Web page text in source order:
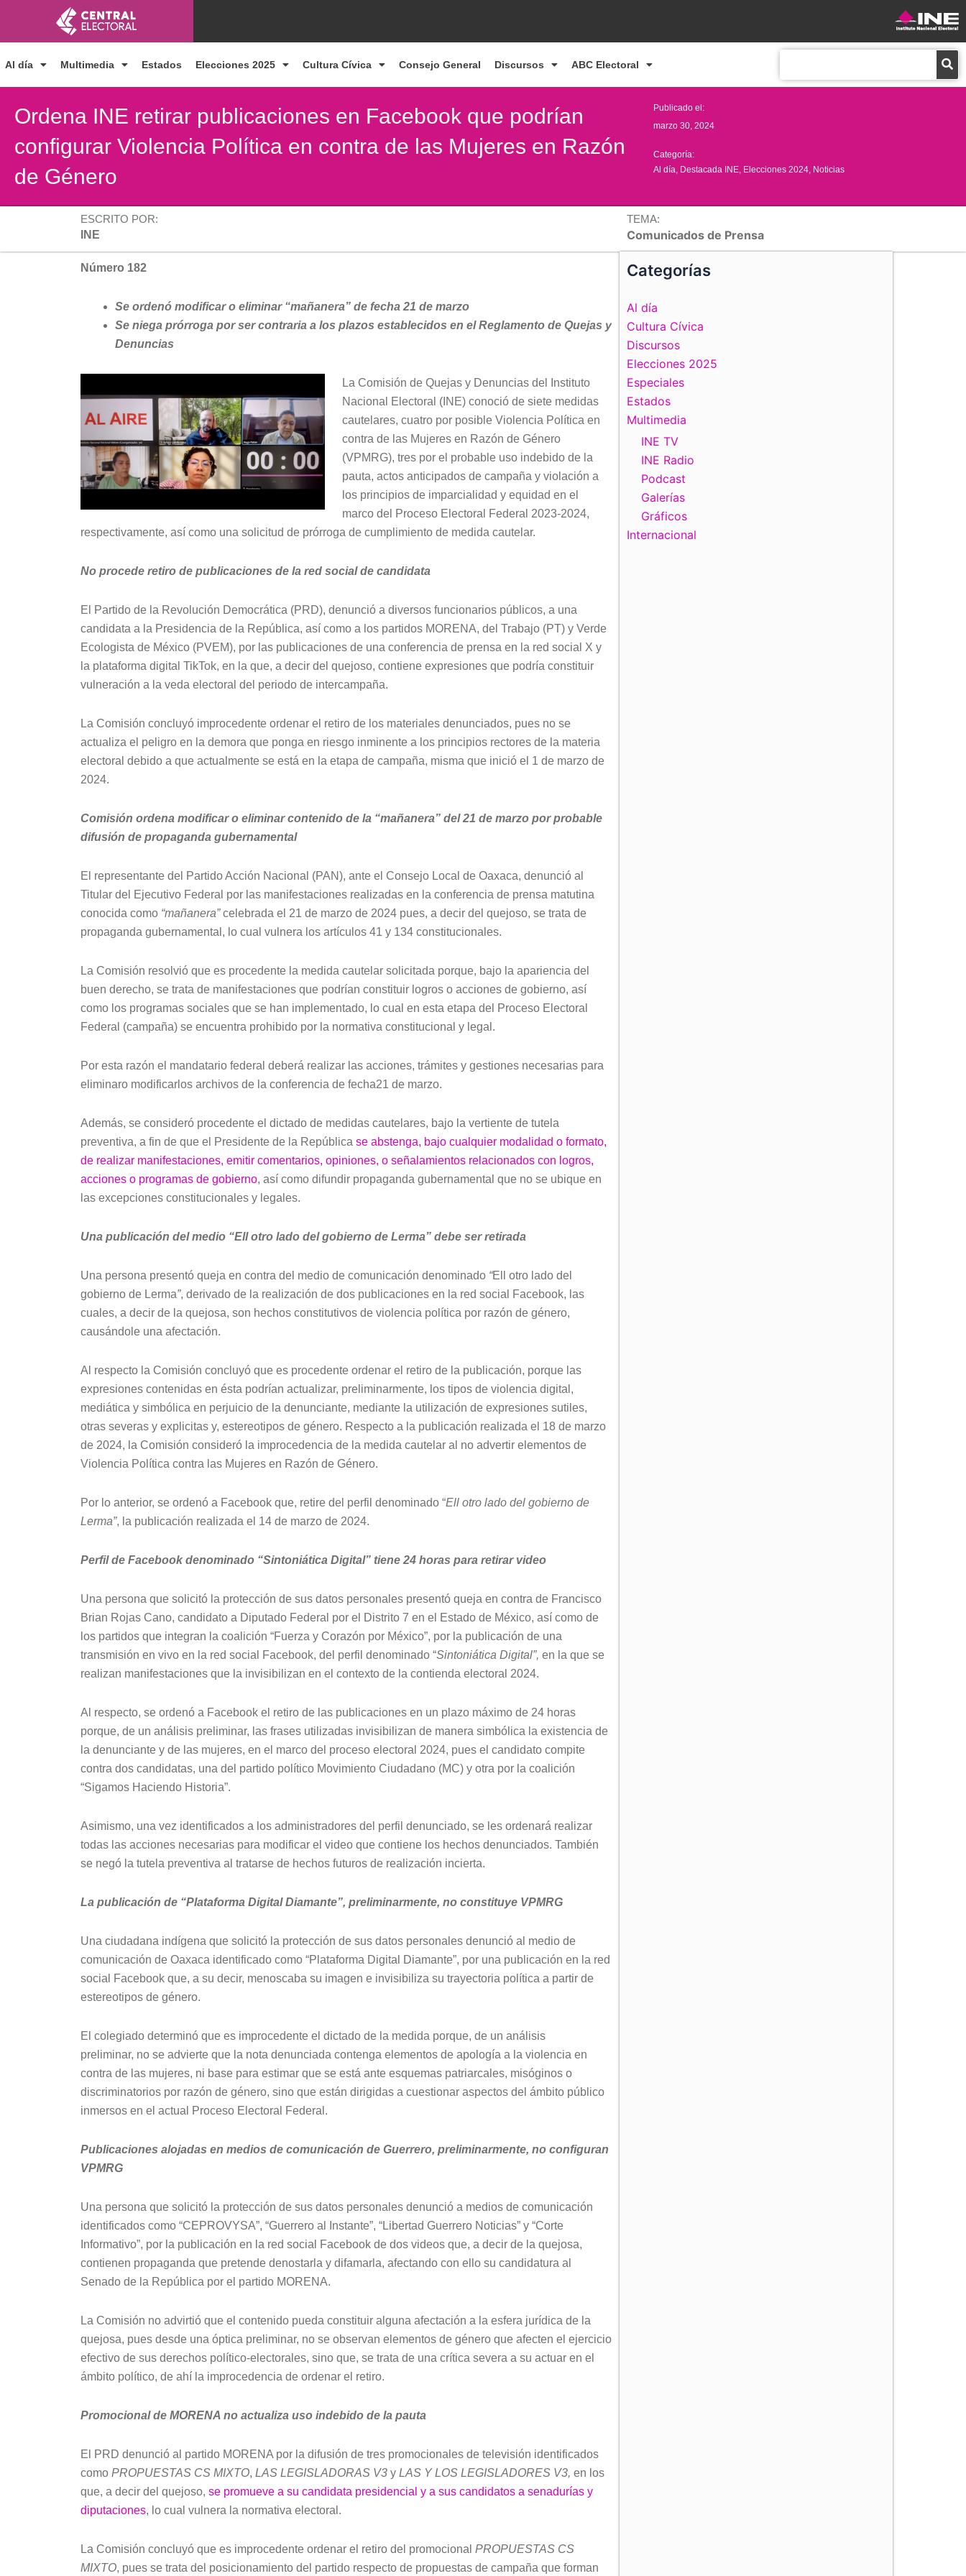
contenido
Al día Multimedia Estados Elecciones 2025 Cultura Cívica Consejo General Discursos ABC Electoral
Ordena INE retirar publicaciones en Facebook que podrían
configurar Violencia Política en contra de las Mujeres en Razón
de Género
Publicado el:
marzo 30, 2024
Categoría:
Al día Destacada INE Elecciones 2024 Noticias
ESCRITO POR:
INE
TEMA:
Comunicados de Prensa
Número 182
Se ordenó modificar o eliminar “mañanera” de fecha 21 de marzo
Se niega prórroga por ser contraria a los plazos establecidos en el Reglamento de Quejas y
Denuncias
La Comisión de Quejas y Denuncias del Instituto
Nacional Electoral (INE) conoció de siete medidas
cautelares, cuatro por posible Violencia Política en
contra de las Mujeres en Razón de Género
(VPMRG), tres por el probable uso indebido de la
pauta, actos anticipados de campaña y violación a
los principios de imparcialidad y equidad en el
marco del Proceso Electoral Federal 2023-2024,
respectivamente, así como una solicitud de prórroga de cumplimiento de medida cautelar.
No procede retiro de publicaciones de la red social de candidata
El Partido de la Revolución Democrática (PRD), denunció a diversos funcionarios públicos, a una
candidata a la Presidencia de la República, así como a los partidos MORENA, del Trabajo (PT) y Verde
Ecologista de México (PVEM), por las publicaciones de una conferencia de prensa en la red social X y
la plataforma digital TikTok, en la que, a decir del quejoso, contiene expresiones que podría constituir
vulneración a la veda electoral del periodo de intercampaña.
La Comisión concluyó improcedente ordenar el retiro de los materiales denunciados, pues no se
actualiza el peligro en la demora que ponga en riesgo inminente a los principios rectores de la materia
electoral debido a que actualmente se está en la etapa de campaña, misma que inició el 1 de marzo de
2024.
Comisión ordena modificar o eliminar contenido de la “mañanera” del 21 de marzo por probable
difusión de propaganda gubernamental
El representante del Partido Acción Nacional (PAN), ante el Consejo Local de Oaxaca, denunció al
Titular del Ejecutivo Federal por las manifestaciones realizadas en la conferencia de prensa matutina
conocida como “mañanera”celebrada el 21 de marzo de 2024 pues, a decir del quejoso, se trata de
propaganda gubernamental, lo cual vulnera los artículos 41 y 134 constitucionales.
La Comisión resolvió que es procedente la medida cautelar solicitada porque, bajo la apariencia del
buen derecho, se trata de manifestaciones que podrían constituir logros o acciones de gobierno, así
como los programas sociales que se han implementado, lo cual en esta etapa del Proceso Electoral
Federal (campaña) se encuentra prohibido por la normativa constitucional y legal.
Por esta razón el mandatario federal deberá realizar las acciones, trámites y gestiones necesarias para
eliminaro modificarlos archivos de la conferencia de fecha21 de marzo.
Además, se consideró procedente el dictado de medidas cautelares, bajo la vertiente de tutela
preventiva, a fin de que el Presidente de la República se abstenga, bajo cualquier modalidad o formato,
de realizar manifestaciones, emitir comentarios, opiniones, o señalamientos relacionados con logros,
acciones o programas de gobierno, así como difundir propaganda gubernamental que no se ubique en
las excepciones constitucionales y legales.
Una publicación del medio “Ell otro lado del gobierno de Lerma” debe ser retirada
Una persona presentó queja en contra del medio de comunicación denominado “Ell otro lado del
gobierno de Lerma”, derivado de la realización de dos publicaciones en la red social Facebook, las
cuales, a decir de la quejosa, son hechos constitutivos de violencia política por razón de género,
causándole una afectación.
Al respecto la Comisión concluyó que es procedente ordenar el retiro de la publicación, porque las
expresiones contenidas en ésta podrían actualizar, preliminarmente, los tipos de violencia digital,
mediática y simbólica en perjuicio de la denunciante, mediante la utilización de expresiones sutiles,
otras severas y explicitas y, estereotipos de género. Respecto a la publicación realizada el 18 de marzo
de 2024, la Comisión consideró la improcedencia de la medida cautelar al no advertir elementos de
Violencia Política contra las Mujeres en Razón de Género.
Por lo anterior, se ordenó a Facebook que, retire del perfil denominado “Ell otro lado del gobierno de
Lerma”, la publicación realizada el 14 de marzo de 2024.
Perfil de Facebook denominado “Sintoniática Digital” tiene 24 horas para retirar video
Una persona que solicitó la protección de sus datos personales presentó queja en contra de Francisco
Brian Rojas Cano, candidato a Diputado Federal por el Distrito 7 en el Estado de México, así como de
los partidos que integran la coalición “Fuerza y Corazón por México”, por la publicación de una
transmisión en vivo en la red social Facebook, del perfil denominado “Sintoniática Digital”, en la que se
realizan manifestaciones que la invisibilizan en el contexto de la contienda electoral 2024.
Al respecto, se ordenó a Facebook el retiro de las publicaciones en un plazo máximo de 24 horas
porque, de un análisis preliminar, las frases utilizadas invisibilizan de manera simbólica la existencia de
la denunciante y de las mujeres, en el marco del proceso electoral 2024, pues el candidato compite
contra dos candidatas, una del partido político Movimiento Ciudadano (MC) y otra por la coalición
“Sigamos Haciendo Historia”.
Asimismo, una vez identificados a los administradores del perfil denunciado, se les ordenará realizar
todas las acciones necesarias para modificar el video que contiene los hechos denunciados. También
se negó la tutela preventiva al tratarse de hechos futuros de realización incierta.
La publicación de “Plataforma Digital Diamante”, preliminarmente, no constituye VPMRG
Una ciudadana indígena que solicitó la protección de sus datos personales denunció al medio de
comunicación de Oaxaca identificado como “Plataforma Digital Diamante”, por una publicación en la red
social Facebook que, a su decir, menoscaba su imagen e invisibiliza su trayectoria política a partir de
estereotipos de género.
El colegiado determinó que es improcedente el dictado de la medida porque, de un análisis
preliminar, no se advierte que la nota denunciada contenga elementos de apología a la violencia en
contra de las mujeres, ni base para estimar que se está ante esquemas patriarcales, misóginos o
discriminatorios por razón de género, sino que están dirigidas a cuestionar aspectos del ámbito público
inmersos en el actual Proceso Electoral Federal.
Publicaciones alojadas en medios de comunicación de Guerrero, preliminarmente, no configuran
VPMRG
Una persona que solicitó la protección de sus datos personales denunció a medios de comunicación
identificados como “CEPROVYSA”, “Guerrero al Instante”, “Libertad Guerrero Noticias” y “Corte
Informativo”, por la publicación en la red social Facebook de dos videos que, a decir de la quejosa,
contienen propaganda que pretende denostarla y difamarla, afectando con ello su candidatura al
Senado de la República por el partido MORENA.
La Comisión no advirtió que el contenido pueda constituir alguna afectación a la esfera jurídica de la
quejosa, pues desde una óptica preliminar, no se observan elementos de género que afecten el ejercicio
efectivo de sus derechos político-electorales, sino que, se trata de una crítica severa a su actuar en el
ámbito político, de ahí la improcedencia de ordenar el retiro.
Promocional de MORENA no actualiza uso indebido de la pauta
El PRD denunció al partido MORENA por la difusión de tres promocionales de televisión identificados
como PROPUESTAS CS MIXTO, LAS LEGISLADORAS V3 y LAS Y LOS LEGISLADORES V3, en los
que, a decir del quejoso, se promueve a su candidata presidencial y a sus candidatos a senadurías y
diputaciones, lo cual vulnera la normativa electoral.
La Comisión concluyó que es improcedente ordenar el retiro del promocional PROPUESTAS CS
MIXTO, pues se trata del posicionamiento del partido respecto de propuestas de campaña que forman
Categorías
Al día
Cultura Cívica
Discursos
Elecciones 2025
Especiales
Estados
Multimedia
INE TV
INE Radio
Podcast
Galerías
Gráficos
Internacional